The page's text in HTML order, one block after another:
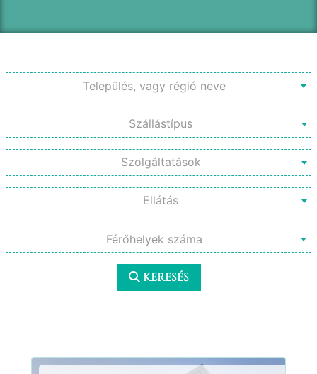
Település, vagy régió neve
Férőhelyek száma
KERESÉS